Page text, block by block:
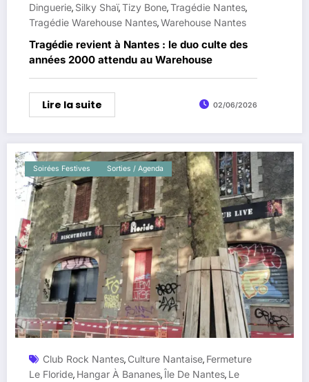
Dinguerie, Silky Shaï,Tizy Bone,Tragédie Nantes,
Tragédie Warehouse Nantes,Warehouse Nantes
Tragédie revient à Nantes : le duo culte des
années 2000 attendu au Warehouse
Lire la suite 02/06/2026
Soirées Festives Sorties / Agenda
Club Rock Nantes, Culture Nantaise, Fermeture
Le Floride, Hangar À Bananes,Île De Nantes, Le